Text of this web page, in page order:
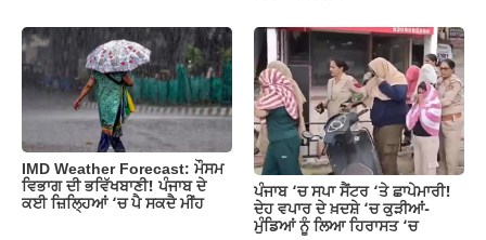
IMD Weather Forecast: ਮੌਸਮ
ਵਿਭਾਗ ਦੀ ਭਵਿੱਖਬਾਣੀ! ਪੰਜਾਬ ਦੇ
ਕਈ ਜ਼ਿਲ੍ਹਿਆਂ ‘ਚ ਪੈ ਸਕਦੈ ਮੀਂਹ
ਪੰਜਾਬ ‘ਚ ਸਪਾ ਸੈਂਟਰ ‘ਤੇ ਛਾਪੇਮਾਰੀ!
ਦੇਹ ਵਪਾਰ ਦੇ ਖ਼ਦਸ਼ੇ ‘ਚ ਕੁੜੀਆਂ-
ਮੁੰਡਿਆਂ ਨੂੰ ਲਿਆ ਹਿਰਾਸਤ ‘ਚ